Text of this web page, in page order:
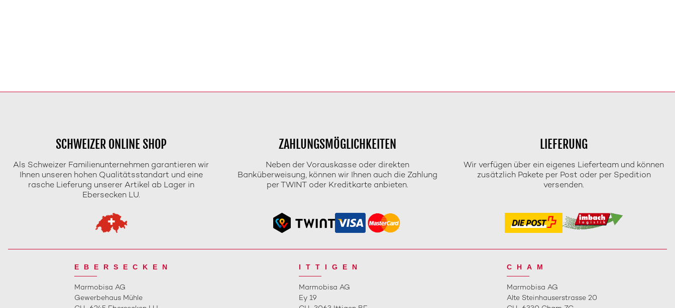
SCHWEIZER ONLINE SHOP
Als Schweizer Familienunternehmen garantieren wir
Ihnen unseren hohen Qualitätsstandart und eine
rasche Lieferung unserer Artikel ab Lager in
Ebersecken LU.
ZAHLUNGSMÖGLICHKEITEN
Neben der Vorauskasse oder direkten
Banküberweisung, können wir Ihnen auch die Zahlung
per TWINT oder Kreditkarte anbieten.
LIEFERUNG
Wir verfügen über ein eigenes Lieferteam und können
zusätzlich Pakete per Post oder per Spedition
versenden.
EBERSECKEN
Marmobisa AG
Gewerbehaus Mühle
ITTIGEN
Marmobisa AG
Ey 19
CHAM
Marmobisa AG
Alte Steinhauserstrasse 20